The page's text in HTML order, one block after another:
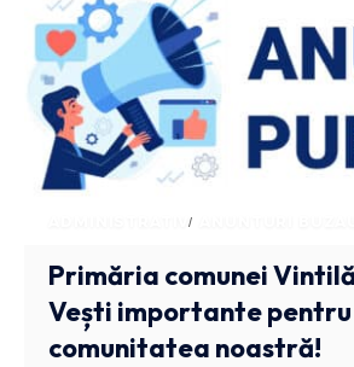
ADMINISTRATIV ANUNTURI
Primăria comunei
Vești importante pentru
comunitatea noastră!